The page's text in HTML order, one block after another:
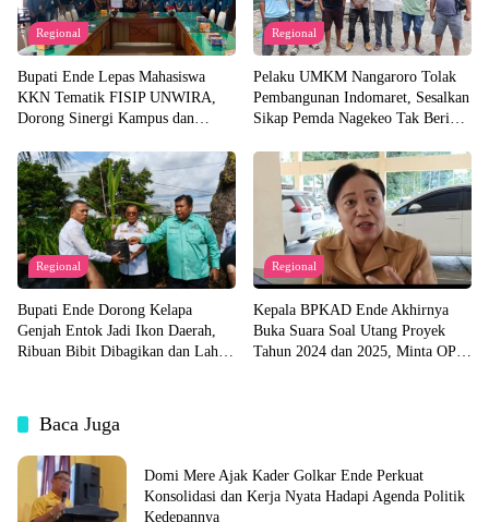
Regional
Bupati Ende Lepas Mahasiswa
KKN Tematik FISIP UNWIRA,
Dorong Sinergi Kampus dan
Regional
Pelaku UMKM Nangaroro Tolak
Pembangunan Indomaret, Sesalkan
Sikap Pemda Nagekeo Tak Beri
Regional
Bupati Ende Dorong Kelapa
Genjah Entok Jadi Ikon Daerah,
Ribuan Bibit Dibagikan dan Lahan
Regional
Kepala BPKAD Ende Akhirnya
Buka Suara Soal Utang Proyek
Tahun 2024 dan 2025, Minta OPD
Baca Juga
Domi Mere Ajak Kader Golkar Ende Perkuat
Konsolidasi dan Kerja Nyata Hadapi Agenda Politik
Kedepannya